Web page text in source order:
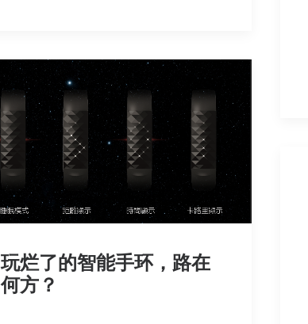
玩烂了的智能手环，路在
何方？